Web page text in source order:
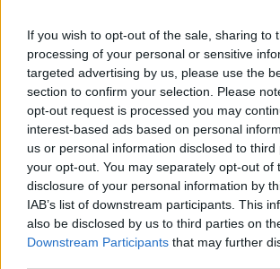
If you wish to opt-out of the sale, sharing to
processing of your personal or sensitive
targeted advertising by us, please use the
section to confirm your selection. Please
opt-out request is processed you may
interest-based ads based on personal
us or personal information disclosed to
your opt-out. You may separately opt-out of
disclosure of your personal information by
IAB’s list of downstream participants. This
also be disclosed by us to third parties on
Downstream Participants that may further
Koncseg Zoltán bravúrja Nyirádon:
Eb-n
Kárai Tamás legjobb eredményét
RX1-ben